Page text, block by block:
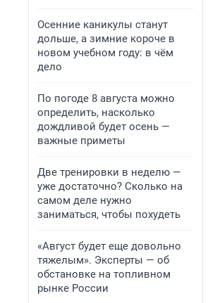
Осенние каникулы станут
дольше, а зимние короче в
новом учебном году: в чём
дело
По погоде 8 августа можно
определить, насколько
дождливой будет осень —
важные приметы
Две тренировки в неделю —
уже достаточно? Сколько на
самом деле нужно
заниматься, чтобы похудеть
«Август будет еще довольно
тяжелым». Эксперты — об
обстановке на топливном
рынке России